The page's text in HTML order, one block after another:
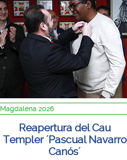
Magdalena 2026
Reapertura del Cau
Templer ´Pascual Navarro
Canós´